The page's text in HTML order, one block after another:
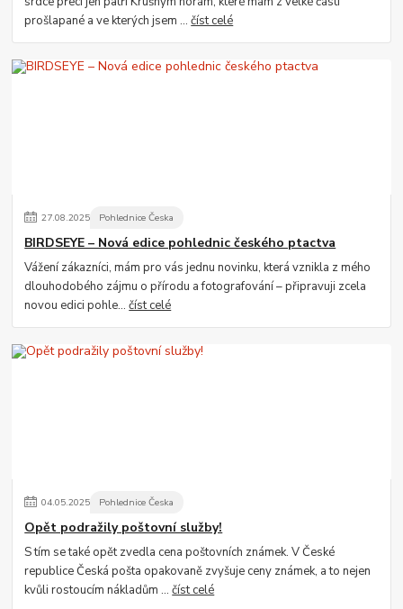
prošlapané a ve kterých jsem ...číst celé
27.08.2025 Pohlednice Česka
BIRDSEYE – Nová edice pohlednic českého ptactva
Vážení zákazníci, mám pro vás jednu novinku, která vznikla z mého
dlouhodobého zájmu o přírodu a fotografování – připravuji zcela
novou edici pohle...číst celé
04.05.2025 Pohlednice Česka
Opět podražily poštovní služby!
S tím se také opět zvedla cena poštovních známek. V České
republice Česká pošta opakovaně zvyšuje ceny známek, a to nejen
kvůli rostoucím nákladům ...číst celé